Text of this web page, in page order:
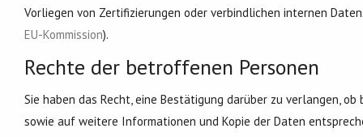
Vorliegen von Zertifizierungen oder verbindlichen internen
EU-Kommission).
Rechte der betroffenen Personen
Sie haben das Recht, eine Bestätigung darüber zu verlangen,
sowie auf weitere Informationen und Kopie der Daten